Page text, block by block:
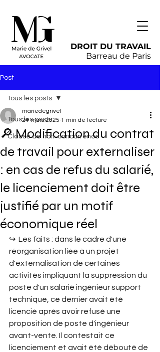
DROIT DU TRAVAIL
Barreau de Paris
Post
Tous les posts
Clause de non-concurrence
Tous les posts
🔎 Modification du contrat
de travail pour externaliser
: en cas de refus du salarié,
le licenciement doit être
justifié par un motif
économique réel
mariedegrivel
24 mars 2025 1 min de lecture
↪︎  Les faits : dans le cadre d'une
réorganisation liée à un projet
d'externalisation de certaines
activités impliquant la suppression du
poste d'un salarié ingénieur support
technique, ce dernier avait été
licencié après avoir refusé une
proposition de poste d'ingénieur
avant-vente. Il contestait ce
licenciement et avait été débouté de